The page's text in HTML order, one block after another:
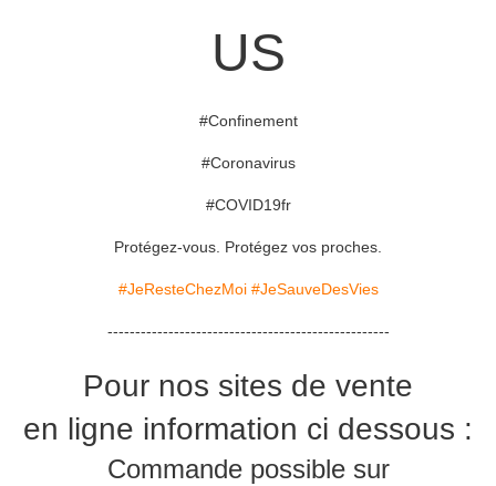
US
#Confinement
#Coronavirus
#COVID19fr
Protégez-vous. Protégez vos proches.
#JeResteChezMoi #JeSauveDesVies
---------------------------------------------------
Pour nos sites de vente
en ligne information ci dessous :
Commande possible sur